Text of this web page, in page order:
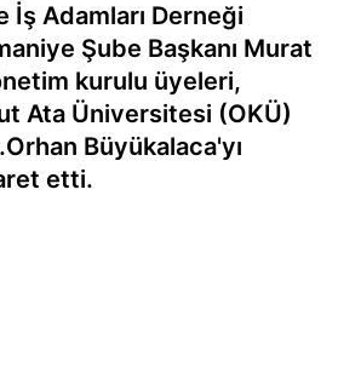
İş Adamları Derneği
Şube Başkanı Murat
kurulu üyeleri,
Ata Üniversitesi (OKÜ)
Büyükalaca'yı
etti.